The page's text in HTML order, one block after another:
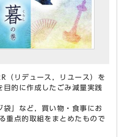
（リデュース，リユース）を
目的に作成したごみ減量実践
」など，買い物・食事にお
重点的取組をまとめたもので